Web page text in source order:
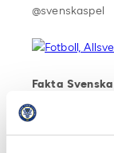
@svenskaspel
Fakta
Svenska
idrottsprofiler